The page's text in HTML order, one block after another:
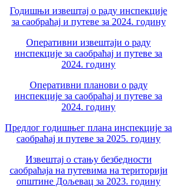
Годишњи извештај о раду инспекције
за саобраћај и путеве за 2024. годину
Оперативни извештаји о раду
инспекције за саобраћај и путеве за
2024. годину
Оперативни планови о раду
инспекције за саобраћај и путеве за
2024. годину
Предлог годишњег плана инспекције за
саобраћај и путеве за 2025. годину
Извештај о стању безбедности
саобраћаја на путевима на територији
општине Дољевац за 2023. годину